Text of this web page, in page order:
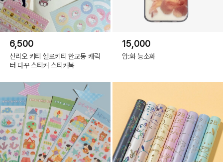
6,500
산리오 키티 헬로키티 한교동 캐릭
터 다꾸 스티커 스티커북
15,000
압:화 능소화